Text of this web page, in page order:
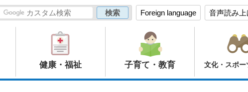
Foreign language 音声読み上
健康・福祉 子育て・教育 文化・スポー